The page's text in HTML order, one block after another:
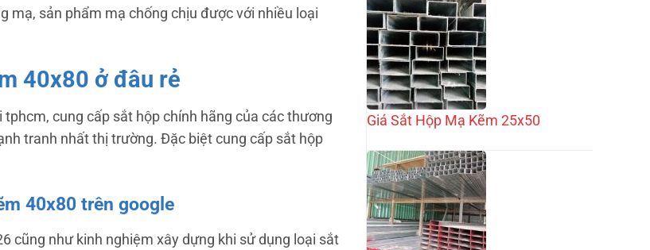
mạ, sản phẩm mạ chống chịu được với nhiều loại
40x80 ở đâu rẻ
cung cấp sắt hộp chính hãng của các thương
tranh nhất thị trường. Đặc biệt cung cấp sắt hộp
40x80 trên google
cũng như kinh nghiệm xây dựng khi sử dụng loại sắt
Giá Sắt Hộp Mạ Kẽm 25x50